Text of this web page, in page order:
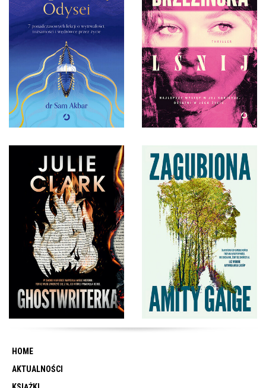
HOME
AKTUALNOŚCI